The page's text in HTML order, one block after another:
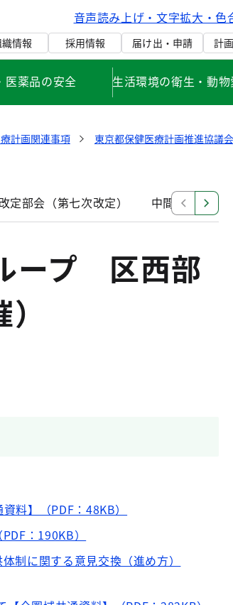
音声読み上げ・文字拡大・色
情報 採用情報 届け出・申請 計
医薬品の安全 生活環境の衛生・動
計画関連事項 東京都保健医療計画推進協議会
改定部会（第七次改定） 中間見直し検
ープ 区西部
料】（PDF：48KB）
：190KB）
制に関する意見交換（進め方）